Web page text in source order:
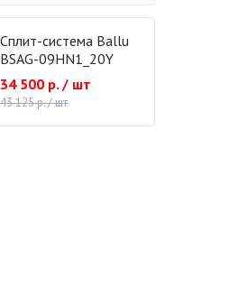
Сплит-система Ballu
BSAG-09HN1_20Y
34 500 р. / шт
43 125 р. / шт